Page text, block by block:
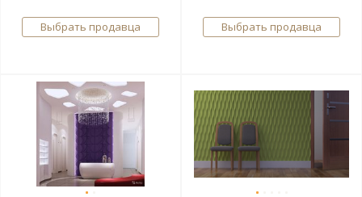
Выбрать продавца Выбрать продавца